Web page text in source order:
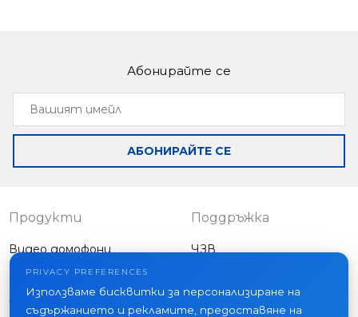
Slinex SQ-07MT
Ultra-thin and
Slinex SL‑07IP
smartphone, as
Абонирайте се
Вашият
имейл
АБОНИРАЙТЕ СЕ
Продукти
Видео домофони
Външни панели
Друго оборудване
Поддръжка
ЧЗВ
Фирма
PRIVACY PREFERENCES
Използваме бисквитки за персонализиране на
съдържанието и рекламите, предоставяне на